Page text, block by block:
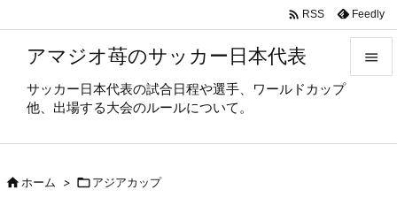
アマジオ苺のサッカー日本代表
サッカー日本代表の試合日程や選手、ワールドカップ
他、出場する大会のルールについて。


 RSS Feedly
ホーム > アジアカップ